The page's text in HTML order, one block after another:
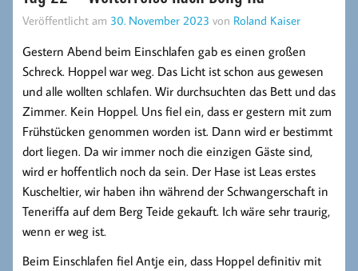
Veröffentlicht am 30. November 2023 von Roland Kaiser
Gestern Abend beim Einschlafen gab es einen großen
Schreck. Hoppel war weg. Das Licht ist schon aus gewesen
und alle wollten schlafen. Wir durchsuchten das Bett und das
Zimmer. Kein Hoppel. Uns fiel ein, dass er gestern mit zum
Frühstücken genommen worden ist. Dann wird er bestimmt
dort liegen. Da wir immer noch die einzigen Gäste sind,
wird er hoffentlich noch da sein. Der Hase ist Leas erstes
Kuscheltier, wir haben ihn während der Schwangerschaft in
Teneriffa auf dem Berg Teide gekauft. Ich wäre sehr traurig,
wenn er weg ist.
Beim Einschlafen fiel Antje ein, dass Hoppel definitiv mit